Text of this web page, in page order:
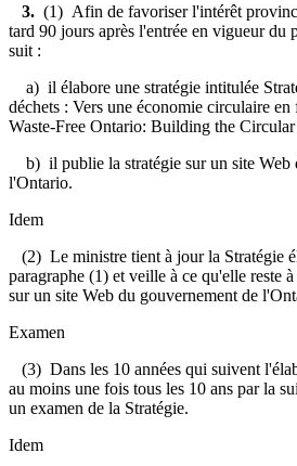
3. (1) Afin de favoriser l'intérêt
tard 90 jours après l'entrée en vigueur du
suit :
a) il élabore une stratégie intitulée
déchets : Vers une économie circulaire
Waste-Free Ontario: Building the
b) il publie la stratégie sur un site Web
l'Ontario.
Idem
(2) Le ministre tient à jour la Stratégie
paragraphe (1) et veille à ce qu'elle reste
sur un site Web du gouvernement de
Examen
(3) Dans les 10 années qui suivent
au moins une fois tous les 10 ans par la
un examen de la Stratégie.
Idem